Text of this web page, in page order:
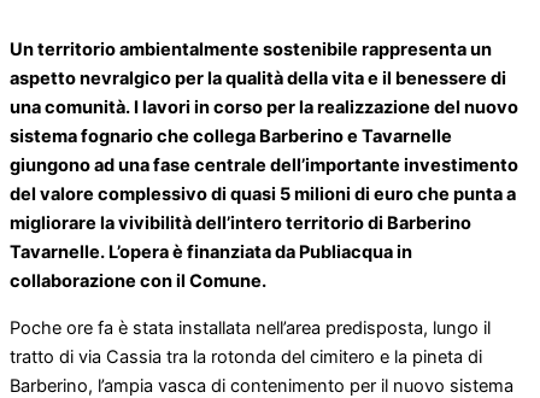
Un territorio ambientalmente sostenibile rappresenta un
aspetto nevralgico per la qualità della vita e il benessere di
una comunità. I lavori in corso per la realizzazione del nuovo
sistema fognario che collega Barberino e Tavarnelle
giungono ad una fase centrale dell’importante investimento
del valore complessivo di quasi 5 milioni di euro che punta a
migliorare la vivibilità dell’intero territorio di Barberino
Tavarnelle. L’opera è finanziata da Publiacqua in
collaborazione con il Comune.
Poche ore fa è stata installata nell’area predisposta, lungo il
tratto di via Cassia tra la rotonda del cimitero e la pineta di
Barberino, l’ampia vasca di contenimento per il nuovo sistema